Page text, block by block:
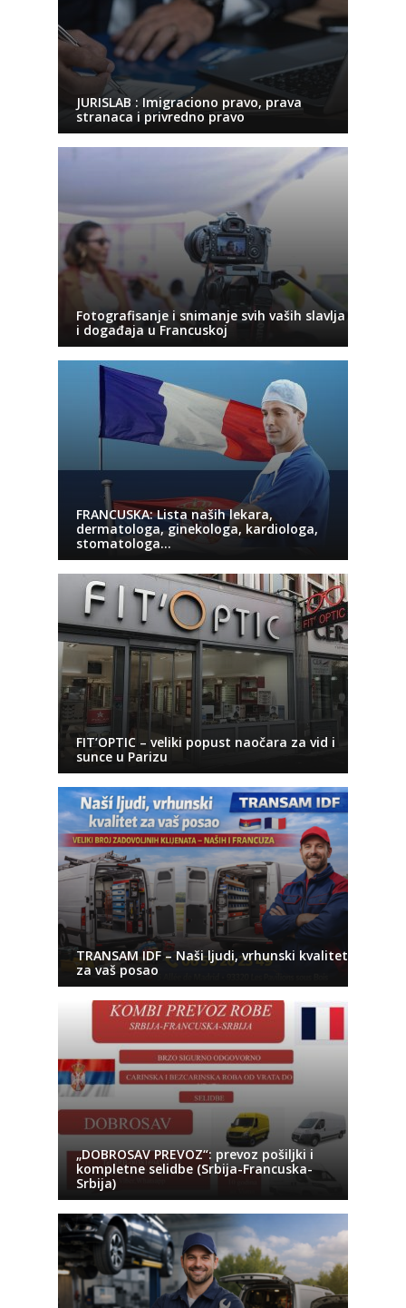
JURISLAB : Imigraciono pravo, prava
stranaca i privredno pravo
Fotografisanje i snimanje svih vaših slavlja
i događaja u Francuskoj
FRANCUSKA: Lista naših lekara,
dermatologa, ginekologa, kardiologa,
stomatologa…
FIT’OPTIC – veliki popust naočara za vid i
sunce u Parizu
TRANSAM IDF – Naši ljudi, vrhunski kvalitet
za vaš posao
„DOBROSAV PREVOZ“: prevoz pošiljki i
kompletne selidbe (Srbija-Francuska-
Srbija)